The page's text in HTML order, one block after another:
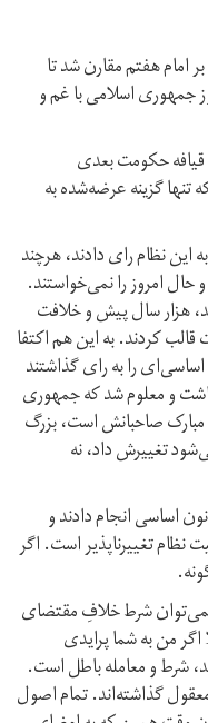
امام هفتم مقارن شد تا
جمهوری اسلامی با غم و
حکومت بعدی
تنها گزینه عرضه‌شده به
این نظام رای دادند، هر‌چند
حال امروز را نمی‌خواستند.
هزار سال پیش و خلافت
قالب کردند. به این هم اکتفا
سال ۱۳۵۸ هم قانون اساسی‌ای را به رای گذاشتند
و معلوم شد که جمهوری
مبارک صاحبانش است، بزرگ
تغییرش داد، نه
اساسی انجام دادند و
نظام تغییرناپذیر است. اگر
شرط خلافِ مقتضای
من به شما پرایدی
شرط و معامله باطل است.
گذاشته‌اند. تمام اصول